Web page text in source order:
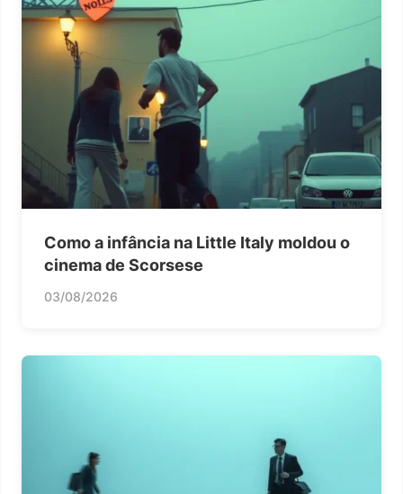
Como a infância na Little Italy moldou o
cinema de Scorsese
03/08/2026